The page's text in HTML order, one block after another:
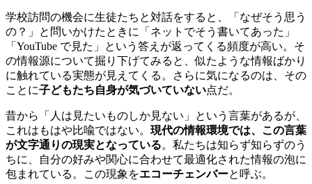
学校訪問の機会に生徒たちと対話をすると、「なぜそう思う
の？」と問いかけたときに「ネットでそう書いてあった」
「YouTube で見た」という答えが返ってくる頻度が高い。そ
の情報源について掘り下げてみると、似たような情報ばかり
に触れている実態が見えてくる。さらに気になるのは、その
ことに子どもたち自身が気づいていない点だ。
昔から「人は見たいものしか見ない」という言葉があるが、
これはもはや比喩ではない。 現代の情報環境では、この言葉
が文字通りの現実となっている。私たちは知らず知らずのう
ちに、自分の好みや関心に合わせて最適化された情報の泡に
包まれている。この現象をエコーチェンバーと呼ぶ。